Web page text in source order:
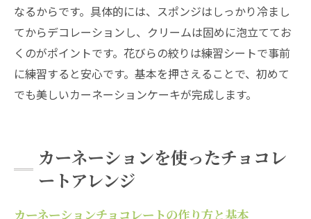
なるからです。具体的には、スポンジはしっかり冷まし
てからデコレーションし、クリームは固めに泡立ててお
くのがポイントです。花びらの絞りは練習シートで事前
に練習すると安心です。基本を押さえることで、初めて
でも美しいカーネーションケーキが完成します。
カーネーションを使ったチョコレ
ートアレンジ
カーネーションチョコレートの作り方と基本